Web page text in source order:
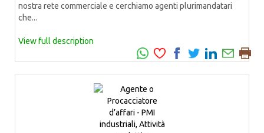
nostra rete commerciale e cerchiamo agenti plurimandatari
che...
View full description